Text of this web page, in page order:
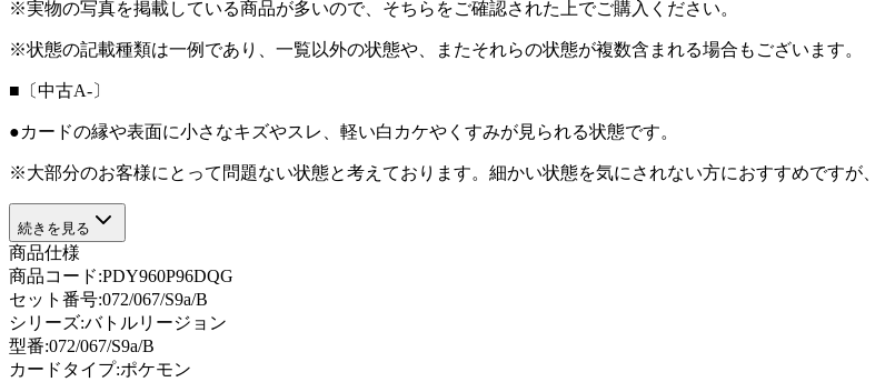
※実物の写真を掲載している商品が多いので、そちらをご確認された上でご購入ください。
※状態の記載種類は一例であり、一覧以外の状態や、またそれらの状態が複数含まれる場合もございます。
■〔中古A-〕
●カードの縁や表面に小さなキズやスレ、軽い白カケやくすみが見られる状態です。
※大部分のお客様にとって問題ない状態と考えております。細かい状態を気にされない方におすすめですが
続きを見る
商品仕様
商品コード:PDY960P96DQG
セット番号:072/067/S9a/B
シリーズ:バトルリージョン
型番:072/067/S9a/B
カードタイプ:ポケモン